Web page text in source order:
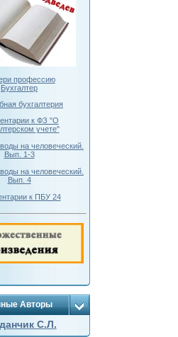
профессию
Бухгалтер
бухгалтерия
к ФЗ "О
учете"
на человеческий.
Вып. 1-3
на человеческий.
Вып. 4
к ПБУ 24
Авторы
С.Л.